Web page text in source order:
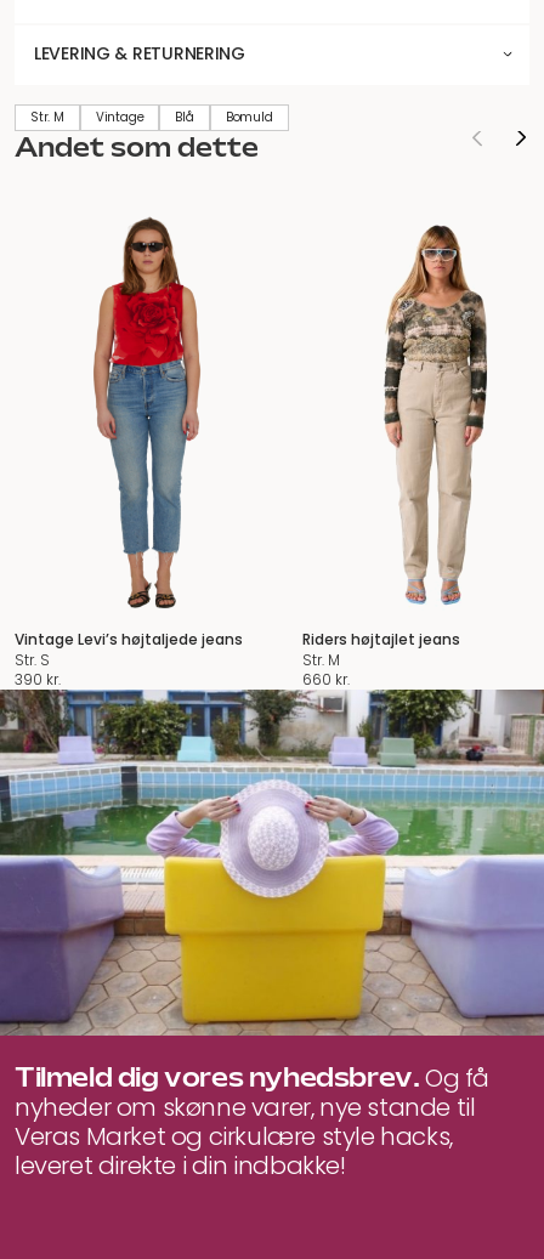
LEVERING & RETURNERING
Str. M Vintage Blå Bomuld
Andet som dette
Vintage Levi’s højtaljede jeans
Str. S
390 kr.
Riders højtajlet jeans
Str. M
660 kr.
Tilmeld dig vores nyhedsbrev.Og få
nyheder om skønne varer, nye stande til
Veras Market og cirkulære style hacks,
leveret direkte i din indbakke!